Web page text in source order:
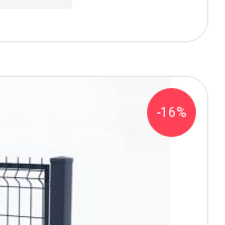
-16%